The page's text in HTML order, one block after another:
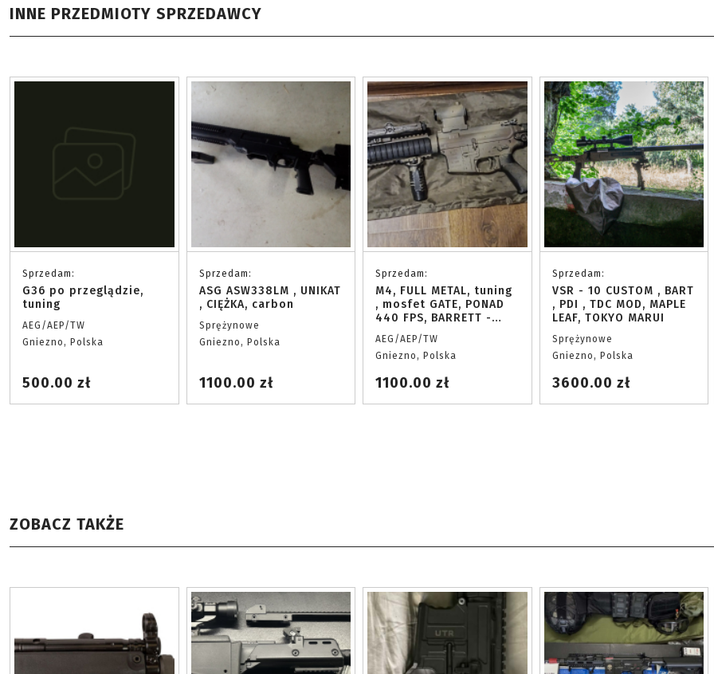
INNE PRZEDMIOTY SPRZEDAWCY
Sprzedam:
G36 po przeglądzie,
tuning
AEG/AEP/TW
Gniezno, Polska
500.00 zł
Sprzedam:
ASG ASW338LM , UNIKAT
, CIĘŻKA, carbon
Sprężynowe
Gniezno, Polska
1100.00 zł
Sprzedam:
M4, FULL METAL, tuning
, mosfet GATE, PONAD
440 FPS, BARRETT -
body na licencji, palne
oznaczenia
AEG/AEP/TW
Gniezno, Polska
1100.00 zł
Sprzedam:
VSR - 10 CUSTOM , BART
, PDI , TDC MOD, MAPLE
LEAF, TOKYO MARUI
Sprężynowe
Gniezno, Polska
3600.00 zł
ZOBACZ TAKŻE